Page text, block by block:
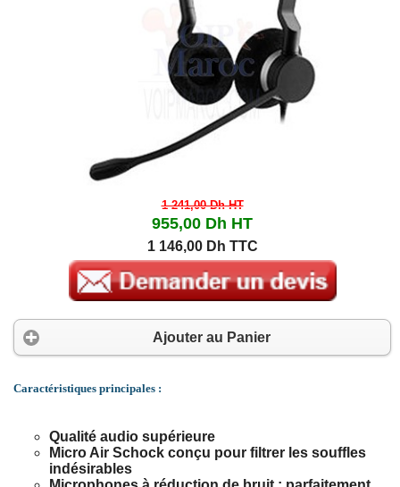
1 241,00 DhHT
955,00 Dh HT
1 146,00 Dh TTC
Ajouter au Panier
Caractéristiques principales :
Qualité audio supérieure
Micro Air Schock conçu pour filtrer les souffles
indésirables